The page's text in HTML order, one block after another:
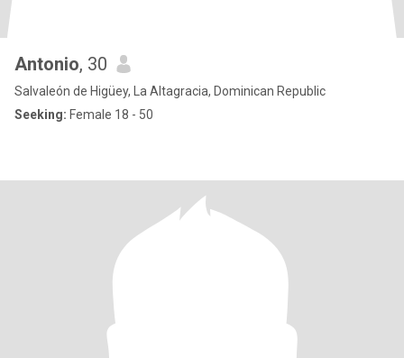
Antonio, 30
Salvaleón de Higüey, La Altagracia, Dominican Republic
Seeking: Female 18 - 50